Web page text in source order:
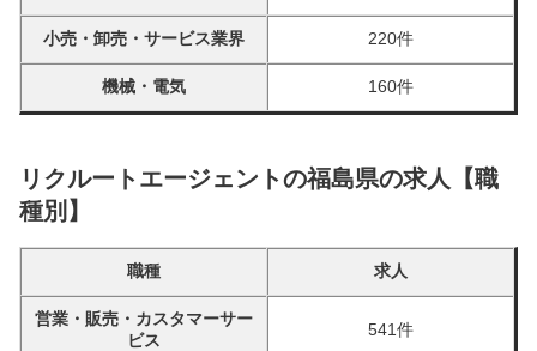
小売・卸売・サービス業界 220件
機械・電気 160件
リクルートエージェントの福島県の求人【職
種別】
職種 求人
営業・販売・カスタマーサー
ビス
541件